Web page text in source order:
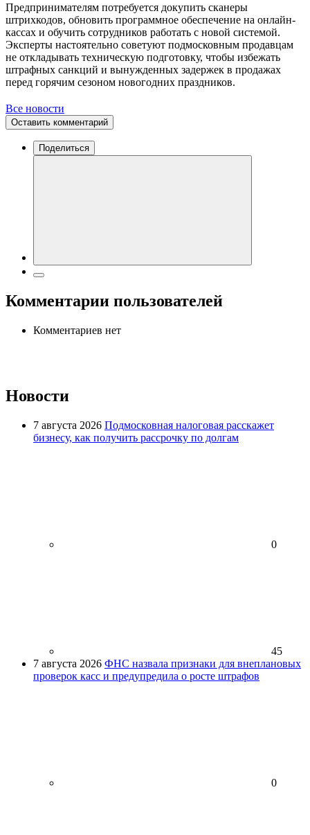
Предпринимателям потребуется докупить сканеры
штрихкодов, обновить программное обеспечение на онлайн-
кассах и обучить сотрудников работать с новой системой.
Эксперты настоятельно советуют подмосковным продавцам
не откладывать техническую подготовку, чтобы избежать
штрафных санкций и вынужденных задержек в продажах
перед горячим сезоном новогодних праздников.
Все новости
Оставить комментарий
Поделиться
Комментарии пользователей
Комментариев нет
Новости
7 августа 2026 Подмосковная налоговая расскажет
бизнесу, как получить рассрочку по долгам
0
45
7 августа 2026 ФНС назвала признаки для внеплановых
проверок касс и предупредила о росте штрафов
0